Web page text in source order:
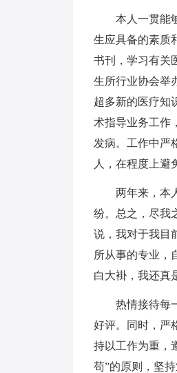
本人一贯能够
生应具备的素质
书刊，学习有关
生所行业协会举
超多新的医疗知
术指导业务工作
发病。工作中严
人，在程度上避
两年来，本人
纷。总之，尽我
说，我对于我目
所从事的专业，
白大褂，我还真
热情接待每一
好评。同时，严
持以工作为重，
苟”的原则，坚